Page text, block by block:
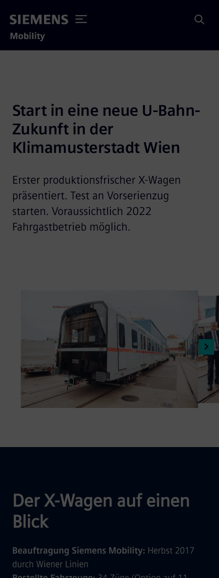
Mobility
Start in eine neue U-Bahn-
Zukunft in der
Klimamusterstadt Wien
Erster produktionsfrischer X-Wagen
präsentiert. Test an Vorserienzug
starten. Voraussichtlich 2022
Fahrgastbetrieb möglich.
Der X-Wagen auf einen
Blick
Beauftragung Siemens Mobility: Herbst 2017
durch Wiener Linien